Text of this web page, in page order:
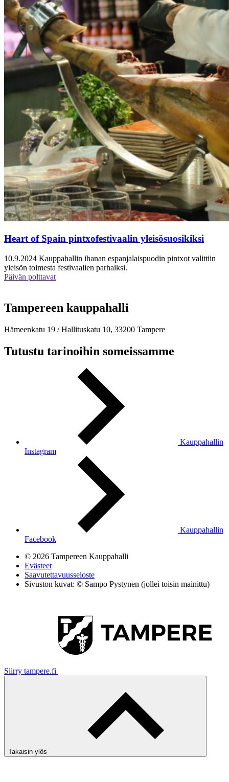
Heart of Spain pintxofestivaalin yleisösuosikiksi
10.9.2024 Kauppahallin ihanan espanjalaispuodin pintxot valittiin
yleisön toimesta festivaalien parhaiksi.
Päivän polttavat
Tampereen kauppahalli
Hämeenkatu 19 / Hallituskatu 10, 33200 Tampere
Tutustu tarinoihin someissamme
Kauppahallin
Instagram
Kauppahallin
Facebook
© 2026 Tampereen Kauppahalli
Evästeet
Saavutettavuusseloste
Sivuston kuvat: © Sampo Pystynen (jollei toisin mainittu)
Siirry tampere.fi
Takaisin ylös